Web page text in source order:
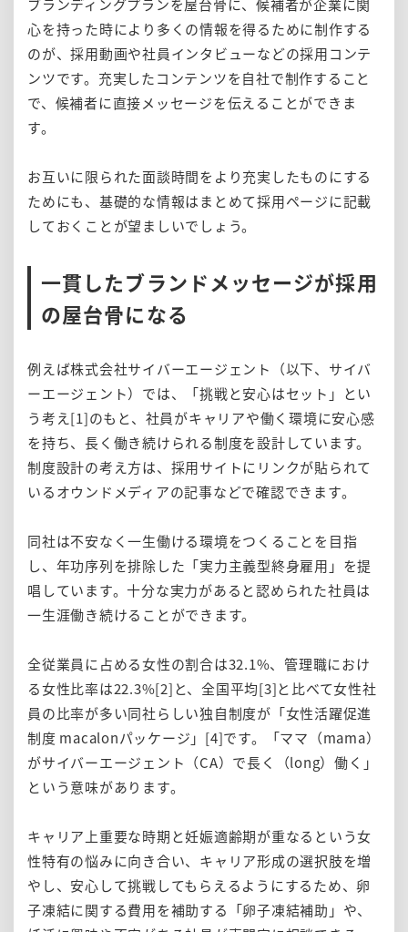
ブランディングプランを屋台骨に、候補者が企業に関
心を持った時により多くの情報を得るために制作する
のが、採用動画や社員インタビューなどの採用コンテ
ンツです。充実したコンテンツを自社で制作すること
で、候補者に直接メッセージを伝えることができま
す。
お互いに限られた面談時間をより充実したものにする
ためにも、基礎的な情報はまとめて採用ページに記載
しておくことが望ましいでしょう。
一貫したブランドメッセージが採用
の屋台骨になる
例えば株式会社サイバーエージェント（以下、サイバ
ーエージェント）では、「挑戦と安心はセット」とい
う考え[1]のもと、社員がキャリアや働く環境に安心感
を持ち、長く働き続けられる制度を設計しています。
制度設計の考え方は、採用サイトにリンクが貼られて
いるオウンドメディアの記事などで確認できます。
同社は不安なく一生働ける環境をつくることを目指
し、年功序列を排除した「実力主義型終身雇用」を提
唱しています。十分な実力があると認められた社員は
一生涯働き続けることができます。
全従業員に占める女性の割合は32.1%、管理職におけ
る女性比率は22.3%[2]と、全国平均[3]と比べて女性社
員の比率が多い同社らしい独自制度が「女性活躍促進
制度 macalonパッケージ」[4]です。「ママ（mama）
がサイバーエージェント（CA）で長く（long）働く」
という意味があります。
キャリア上重要な時期と妊娠適齢期が重なるという女
性特有の悩みに向き合い、キャリア形成の選択肢を増
やし、安心して挑戦してもらえるようにするため、卵
子凍結に関する費用を補助する「卵子凍結補助」や、